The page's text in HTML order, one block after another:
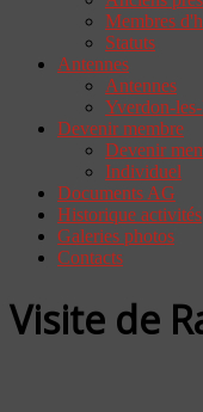
Membres
Statuts
Antennes
Antennes
Yverdon-
Devenir membre
Devenir
Individuel
Documents AG
Historique activités
Galeries photos
Contacts
Visite de